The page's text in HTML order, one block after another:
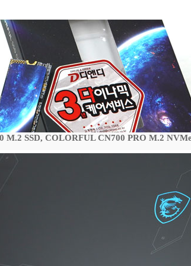
M.2 SSD, COLORFUL CN700 PRO M.2